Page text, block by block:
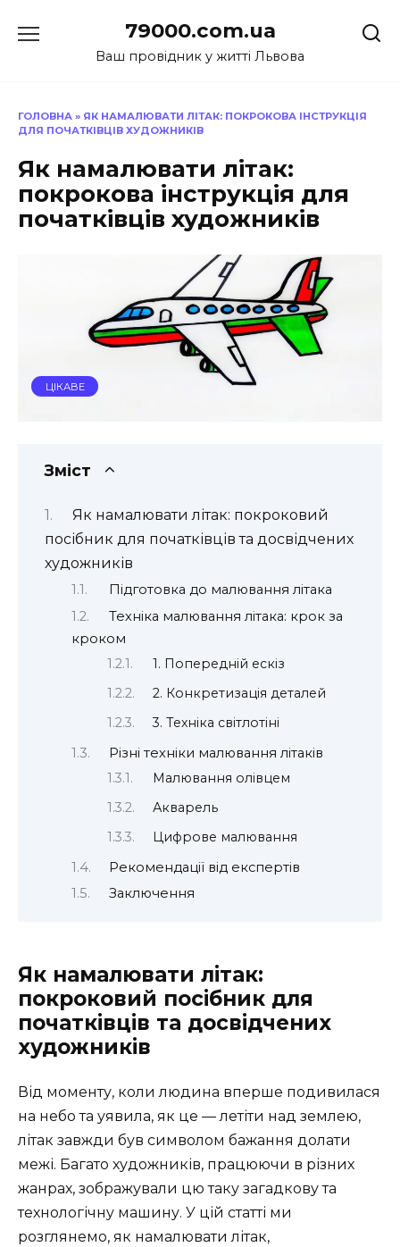
до
79000.com.ua
Ваш провідник у житті Львова
ГОЛОВНА » ЯК НАМАЛЮВАТИ ЛІТАК: ПОКРОКОВА ІНСТРУКЦІЯ
ДЛЯ ПОЧАТКІВЦІВ ХУДОЖНИКІВ
Як намалювати літак:
покрокова інструкція для
початківців художників
ЦІКАВЕ
Зміст
Як намалювати літак: покроковий
посібник для початківців та досвідчених
художників
Підготовка до малювання літака
Техніка малювання літака: крок за
кроком
1. Попередній ескіз
2. Конкретизація деталей
3. Техніка світлотіні
Різні техніки малювання літаків
Малювання олівцем
Акварель
Цифрове малювання
Рекомендації від експертів
Заключення
Як намалювати літак:
покроковий посібник для
початківців та досвідчених
художників
Від моменту, коли людина вперше подивилася
на небо та уявила, як це — летіти над землею,
літак завжди був символом бажання долати
межі. Багато художників, працюючи в різних
жанрах, зображували цю таку загадкову та
технологічну машину. У цій статті ми
розглянемо, як намалювати літак,